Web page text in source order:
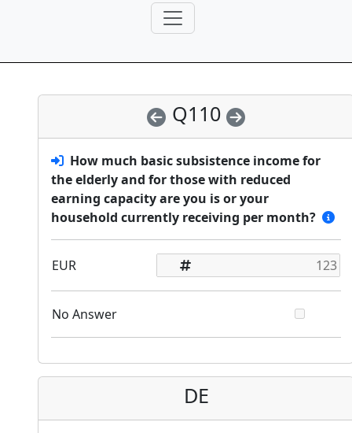
Q110
How much basic subsistence income for
the elderly and for those with reduced
earning capacity are you is or your
household currently receiving per month?
EUR
No Answer
DE